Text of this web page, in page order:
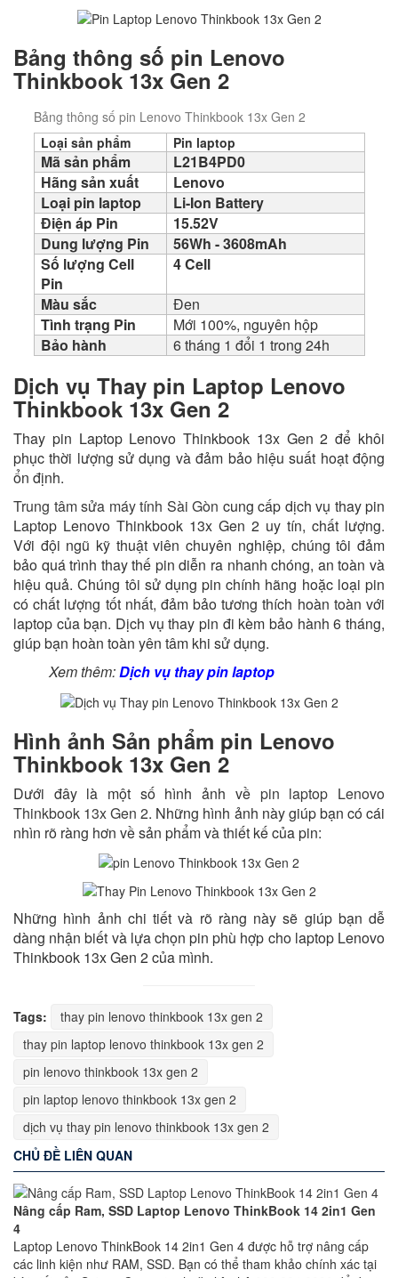
Bảng thông số pin Lenovo
Thinkbook 13x Gen 2
Bảng thông số pin Lenovo Thinkbook 13x Gen 2
Loại sản phẩm
Pin laptop
Mã sản phẩm
L21B4PD0
Hãng sản xuất
Lenovo
Loại pin laptop
Li-Ion Battery
Điện áp Pin
15.52V
Dung lượng Pin
56Wh - 3608mAh
Số lượng Cell
Pin
4 Cell
Màu sắc
Đen
Tình trạng Pin
Mới 100%, nguyên hộp
Bảo hành
6 tháng 1 đổi 1 trong 24h
Dịch vụ Thay pin Laptop Lenovo
Thinkbook 13x Gen 2
Thay pin Laptop Lenovo Thinkbook 13x Gen 2 để khôi
phục thời lượng sử dụng và đảm bảo hiệu suất hoạt động
ổn định.
Trung tâm sửa máy tính Sài Gòn cung cấp dịch vụ thay pin
Laptop Lenovo Thinkbook 13x Gen 2 uy tín, chất lượng.
Với đội ngũ kỹ thuật viên chuyên nghiệp, chúng tôi đảm
bảo quá trình thay thế pin diễn ra nhanh chóng, an toàn và
hiệu quả. Chúng tôi sử dụng pin chính hãng hoặc loại pin
có chất lượng tốt nhất, đảm bảo tương thích hoàn toàn với
laptop của bạn. Dịch vụ thay pin đi kèm bảo hành 6 tháng,
giúp bạn hoàn toàn yên tâm khi sử dụng.
Xem thêm:Dịch vụ thay pin laptop
Hình ảnh Sản phẩm pin Lenovo
Thinkbook 13x Gen 2
Dưới đây là một số hình ảnh về pin laptop Lenovo
Thinkbook 13x Gen 2. Những hình ảnh này giúp bạn có cái
nhìn rõ ràng hơn về sản phẩm và thiết kế của pin:
Những hình ảnh chi tiết và rõ ràng này sẽ giúp bạn dễ
dàng nhận biết và lựa chọn pin phù hợp cho laptop Lenovo
Thinkbook 13x Gen 2 của mình.
Tags:
thay pin lenovo thinkbook 13x gen 2
thay pin laptop lenovo thinkbook 13x gen 2
pin lenovo thinkbook 13x gen 2
pin laptop lenovo thinkbook 13x gen 2
dịch vụ thay pin lenovo thinkbook 13x gen 2
CHỦ ĐỀ LIÊN QUAN
Nâng cấp Ram, SSD Laptop Lenovo ThinkBook 14 2in1 Gen
4
Laptop Lenovo ThinkBook 14 2in1 Gen 4 được hỗ trợ nâng cấp
các linh kiện như RAM, SSD. Bạn có thể tham khảo chính xác tại